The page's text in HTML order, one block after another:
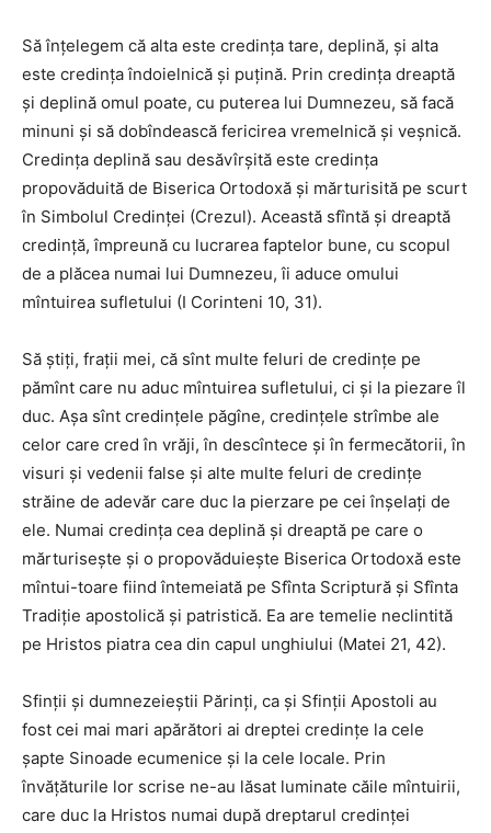
Să înţelegem că alta este credinţa tare, deplină, şi alta
este credinţa îndoielnică şi puţină. Prin credinţa dreaptă
şi deplină omul poate, cu puterea lui Dumnezeu, să facă
minuni şi să dobîndească fericirea vremelnică şi veşnică.
Credinţa deplină sau desăvîrşită este credinţa
propovăduită de Biserica Ortodoxă şi mărturisită pe scurt
în Simbolul Credinţei (Crezul). Această sfîntă şi dreaptă
credinţă, împreună cu lucrarea faptelor bune, cu scopul
de a plăcea numai lui Dumnezeu, îi aduce omului
mîntuirea sufletului (I Corinteni 10, 31).
Să ştiţi, fraţii mei, că sînt multe feluri de credinţe pe
pămînt care nu aduc mîntuirea sufletului, ci şi la piezare îl
duc. Aşa sînt credinţele păgîne, credinţele strîmbe ale
celor care cred în vrăji, în descîntece şi în fermecătorii, în
visuri şi vedenii false şi alte multe feluri de credinţe
străine de adevăr care duc la pierzare pe cei înşelaţi de
ele. Numai credinţa cea deplină şi dreaptă pe care o
mărturiseşte şi o propovăduieşte Biserica Ortodoxă este
mîntui-toare fiind întemeiată pe Sfînta Scriptură şi Sfînta
Tradiţie apostolică şi patristică. Ea are temelie neclintită
pe Hristos piatra cea din capul unghiului (Matei 21, 42).
Sfinţii şi dumnezeieştii Părinţi, ca şi Sfinţii Apostoli au
fost cei mai mari apărători ai dreptei credinţe la cele
şapte Sinoade ecumenice şi la cele locale. Prin
învăţăturile lor scrise ne-au lăsat luminate căile mîntuirii,
care duc la Hristos numai după dreptarul credinţei